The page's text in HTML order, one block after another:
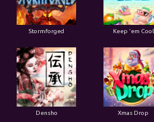
Stormforged Keep 'em Cool
Densho Xmas Drop